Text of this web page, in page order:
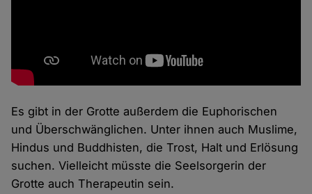
Es gibt in der Grotte außerdem die Euphorischen
und Überschwänglichen. Unter ihnen auch Muslime,
Hindus und Buddhisten, die Trost, Halt und Erlösung
suchen. Vielleicht müsste die Seelsorgerin der
Grotte auch Therapeutin sein.